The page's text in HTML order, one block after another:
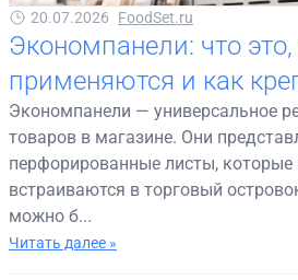
20.07.2026 FoodSet.ru
Экономпанели: что это,
применяются и как
Экономпанели — универсальное
товаров в магазине. Они
перфорированные листы, которые
встраиваются в торговый
можно б...
Читать далее »